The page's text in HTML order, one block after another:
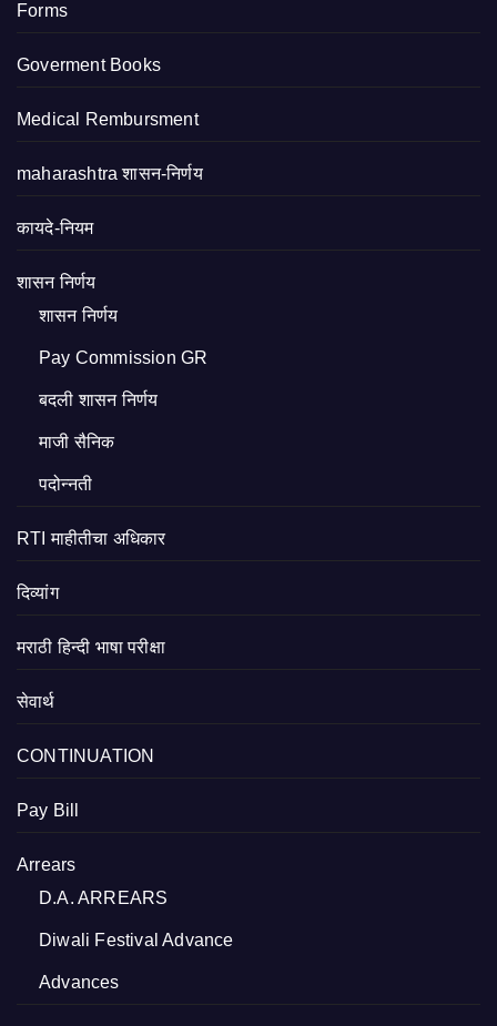
Forms
Goverment Books
Medical Rembursment
maharashtra शासन-निर्णय
कायदे-नियम
शासन निर्णय
शासन निर्णय
Pay Commission GR
बदली शासन निर्णय
माजी सैनिक
पदोन्नती
RTI माहीतीचा अधिकार
दिव्यांग
मराठी हिन्दी भाषा परीक्षा
सेवार्थ
CONTINUATION
Pay Bill
Arrears
D.A. ARREARS
Diwali Festival Advance
Advances